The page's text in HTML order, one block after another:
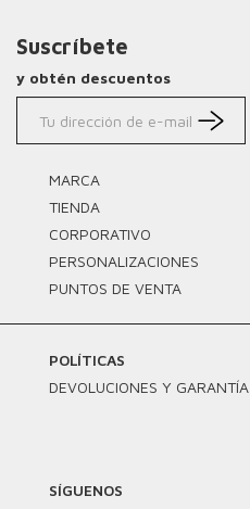
Suscríbete
y obtén descuentos
MARCA
TIENDA
CORPORATIVO
PERSONALIZACIONES
PUNTOS DE VENTA
POLÍTICAS
DEVOLUCIONES Y GARANTÍA
SÍGUENOS